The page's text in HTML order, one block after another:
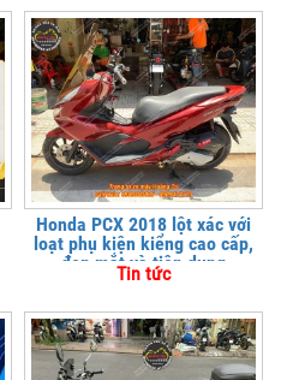
Honda PCX 2018 lột xác với
loạt phụ kiện kiểng cao cấp,
đẹp mắt và tiện dụng
Tin tức